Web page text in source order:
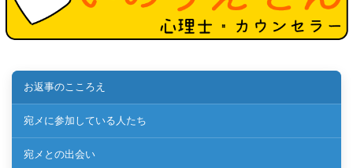
お返事のこころえ
宛メに参加している人たち
宛メとの出会い